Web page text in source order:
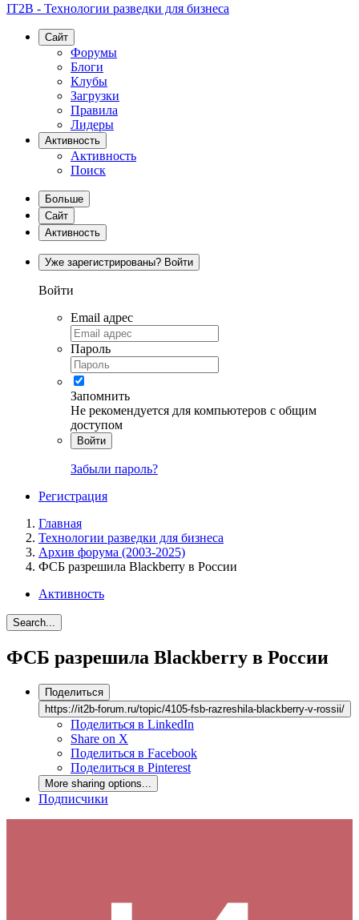
IT2B - Технологии разведки для бизнеса
Сайт
Форумы
Блоги
Клубы
Загрузки
Правила
Лидеры
Активность
Активность
Поиск
Больше
Сайт
Активность
Уже зарегистрированы? Войти
Войти
Email адрес
Пароль
Запомнить
Не рекомендуется для компьютеров с общим
доступом
Войти
Забыли пароль?
Регистрация
Главная
Технологии разведки для бизнеса
Архив форума (2003-2025)
ФСБ разрешила Blackberry в России
Активность
Search...
ФСБ разрешила Blackberry в России
Поделиться
https://it2b-forum.ru/topic/4105-fsb-razreshila-blackberry-v-rossii/
Поделиться в LinkedIn
Share on X
Поделиться в Facebook
Поделиться в Pinterest
More sharing options...
Подписчики